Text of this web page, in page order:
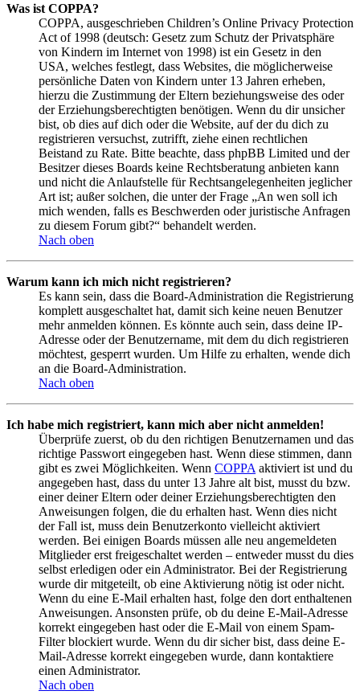
Was ist COPPA?
COPPA, ausgeschrieben Children’s Online Privacy Protection
Act of 1998 (deutsch: Gesetz zum Schutz der Privatsphäre
von Kindern im Internet von 1998) ist ein Gesetz in den
USA, welches festlegt, dass Websites, die möglicherweise
persönliche Daten von Kindern unter 13 Jahren erheben,
hierzu die Zustimmung der Eltern beziehungsweise des oder
der Erziehungsberechtigten benötigen. Wenn du dir unsicher
bist, ob dies auf dich oder die Website, auf der du dich zu
registrieren versuchst, zutrifft, ziehe einen rechtlichen
Beistand zu Rate. Bitte beachte, dass phpBB Limited und der
Besitzer dieses Boards keine Rechtsberatung anbieten kann
und nicht die Anlaufstelle für Rechtsangelegenheiten jeglicher
Art ist; außer solchen, die unter der Frage „An wen soll ich
mich wenden, falls es Beschwerden oder juristische Anfragen
zu diesem Forum gibt?“ behandelt werden.
Nach oben
Warum kann ich mich nicht registrieren?
Es kann sein, dass die Board-Administration die Registrierung
komplett ausgeschaltet hat, damit sich keine neuen Benutzer
mehr anmelden können. Es könnte auch sein, dass deine IP-
Adresse oder der Benutzername, mit dem du dich registrieren
möchtest, gesperrt wurden. Um Hilfe zu erhalten, wende dich
an die Board-Administration.
Nach oben
Ich habe mich registriert, kann mich aber nicht anmelden!
Überprüfe zuerst, ob du den richtigen Benutzernamen und das
richtige Passwort eingegeben hast. Wenn diese stimmen, dann
gibt es zwei Möglichkeiten. Wenn COPPA aktiviert ist und du
angegeben hast, dass du unter 13 Jahre alt bist, musst du bzw.
einer deiner Eltern oder deiner Erziehungsberechtigten den
Anweisungen folgen, die du erhalten hast. Wenn dies nicht
der Fall ist, muss dein Benutzerkonto vielleicht aktiviert
werden. Bei einigen Boards müssen alle neu angemeldeten
Mitglieder erst freigeschaltet werden – entweder musst du dies
selbst erledigen oder ein Administrator. Bei der Registrierung
wurde dir mitgeteilt, ob eine Aktivierung nötig ist oder nicht.
Wenn du eine E-Mail erhalten hast, folge den dort enthaltenen
Anweisungen. Ansonsten prüfe, ob du deine E-Mail-Adresse
korrekt eingegeben hast oder die E-Mail von einem Spam-
Filter blockiert wurde. Wenn du dir sicher bist, dass deine E-
Mail-Adresse korrekt eingegeben wurde, dann kontaktiere
einen Administrator.
Nach oben